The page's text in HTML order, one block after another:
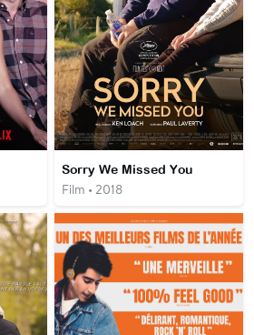
Sorry We Missed You
Film • 2018